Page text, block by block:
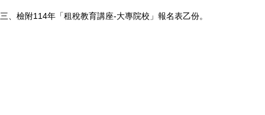
三、檢附114年「租稅教育講座-大專院校」報名表乙份。